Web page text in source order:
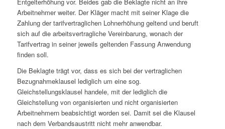
Arbeitnehmer weiter. Der Kläger macht mit seiner Klage die
Zahlung der tarifvertraglichen Lohnerhöhung geltend und beruft
sich auf die arbeitsvertragliche Vereinbarung, wonach der
Tarifvertrag in seiner jeweils geltenden Fassung Anwendung
finden soll.
Die Beklagte trägt vor, dass es sich bei der vertraglichen
Bezugnahmeklausel lediglich um eine sog.
Gleichstellungsklausel handele, mit der lediglich die
Gleichstellung von organisierten und nicht organisierten
Arbeitnehmern beabsichtigt worden sei. Damit sei die Klausel
nach dem Verbandsaustritt nicht mehr anwendbar.